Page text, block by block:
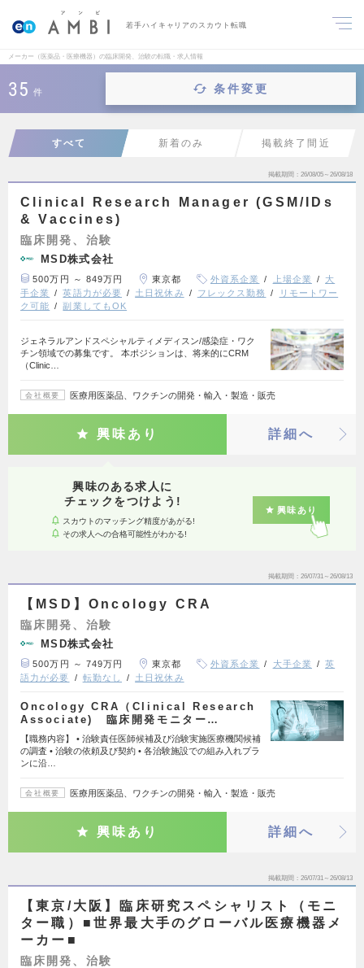
若手ハイキャリアのスカウト転職
メーカー（医薬品・医療機器）の臨床開発、治験の転職・求人情報
35 件 条件変更
すべて 新着のみ 掲載終了間近
掲載期間 26/08/05～26/08/18
Clinical Research Manager (GSM/IDs
& Vaccines)
臨床開発、治験
MSD株式会社
500万円 ～ 849万円 東京都 外資系企業 上場企業
大
手企業
英語力が必要 土日祝休み フレックス勤務
リモートワー
ク可能
副業してもOK
ジェネラルアンドスペシャルティメディスン/感染症・ワク
チン領域での募集です。 本ポジションは、将来的にCRM
（Clinic…
会社概要 医療用医薬品、ワクチンの開発・輸入・製造・販売
興味あり 詳細へ
興味のある求人に
チェックをつけよう!
スカウトのマッチング精度があがる!
その求人への合格可能性がわかる!
興味あり
掲載期間 26/07/31～26/08/13
【MSD】Oncology CRA
臨床開発、治験
MSD株式会社
500万円 ～ 749万円 東京都 外資系企業 大手企業
英
語力が必要
転勤なし 土日祝休み
Oncology CRA（Clinical Research
Associate) 臨床開発モニター…
【職務内容】 • 治験責任医師候補及び治験実施医療機関候補
の調査 • 治験の依頼及び契約 • 各治験施設での組み入れプラ
ンに沿…
会社概要 医療用医薬品、ワクチンの開発・輸入・製造・販売
興味あり 詳細へ
掲載期間 26/07/31～26/08/13
【東京/大阪】臨床研究スペシャリスト（モニ
ター職）■世界最大手のグローバル医療機器メ
ーカー■
臨床開発、治験